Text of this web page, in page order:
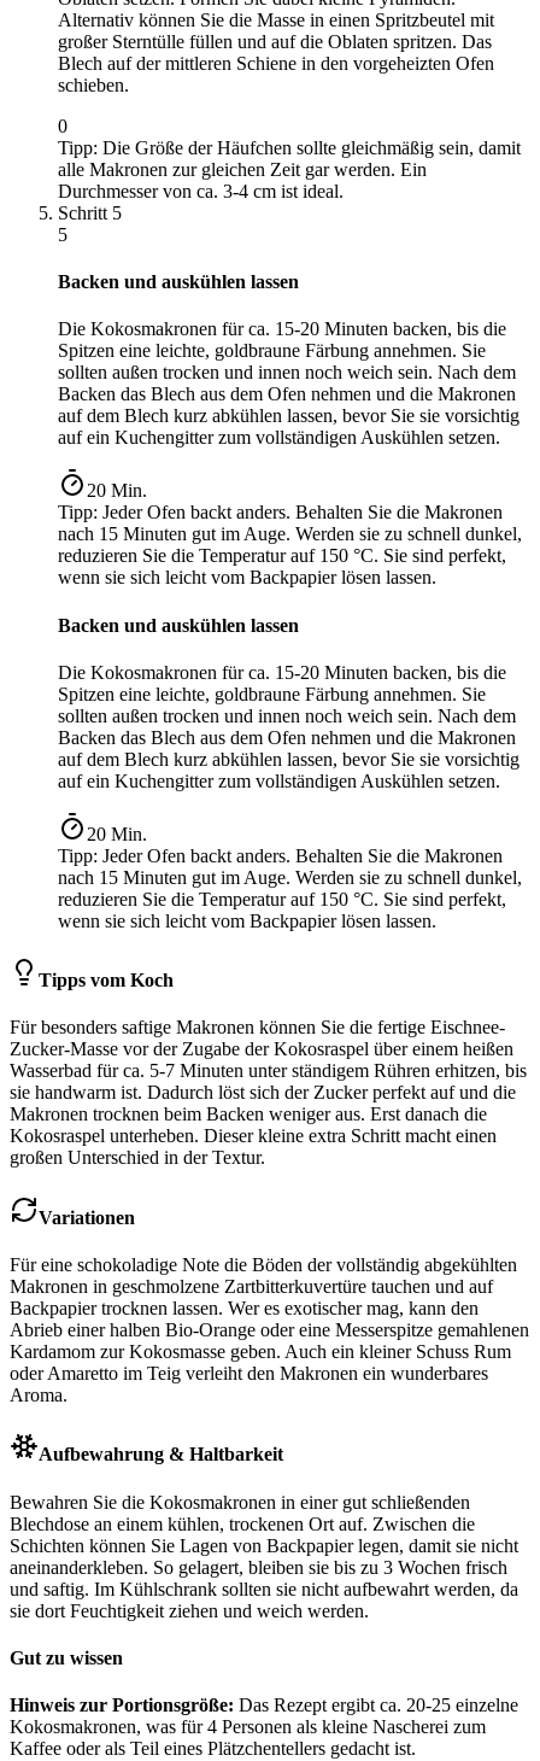
Alternativ können Sie die Masse in einen Spritzbeutel mit
großer Sterntülle füllen und auf die Oblaten spritzen. Das
Blech auf der mittleren Schiene in den vorgeheizten Ofen
schieben.
0
Tipp: Die Größe der Häufchen sollte gleichmäßig sein, damit
alle Makronen zur gleichen Zeit gar werden. Ein
Durchmesser von ca. 3-4 cm ist ideal.
Schritt 5
5
Backen und auskühlen lassen
Die Kokosmakronen für ca. 15-20 Minuten backen, bis die
Spitzen eine leichte, goldbraune Färbung annehmen. Sie
sollten außen trocken und innen noch weich sein. Nach dem
Backen das Blech aus dem Ofen nehmen und die Makronen
auf dem Blech kurz abkühlen lassen, bevor Sie sie vorsichtig
auf ein Kuchengitter zum vollständigen Auskühlen setzen.
20 Min.
Tipp: Jeder Ofen backt anders. Behalten Sie die Makronen
nach 15 Minuten gut im Auge. Werden sie zu schnell dunkel,
reduzieren Sie die Temperatur auf 150 °C. Sie sind perfekt,
wenn sie sich leicht vom Backpapier lösen lassen.
Backen und auskühlen lassen
Die Kokosmakronen für ca. 15-20 Minuten backen, bis die
Spitzen eine leichte, goldbraune Färbung annehmen. Sie
sollten außen trocken und innen noch weich sein. Nach dem
Backen das Blech aus dem Ofen nehmen und die Makronen
auf dem Blech kurz abkühlen lassen, bevor Sie sie vorsichtig
auf ein Kuchengitter zum vollständigen Auskühlen setzen.
20 Min.
Tipp: Jeder Ofen backt anders. Behalten Sie die Makronen
nach 15 Minuten gut im Auge. Werden sie zu schnell dunkel,
reduzieren Sie die Temperatur auf 150 °C. Sie sind perfekt,
wenn sie sich leicht vom Backpapier lösen lassen.
Tipps vom Koch
Für besonders saftige Makronen können Sie die fertige Eischnee-
Zucker-Masse vor der Zugabe der Kokosraspel über einem heißen
Wasserbad für ca. 5-7 Minuten unter ständigem Rühren erhitzen, bis
sie handwarm ist. Dadurch löst sich der Zucker perfekt auf und die
Makronen trocknen beim Backen weniger aus. Erst danach die
Kokosraspel unterheben. Dieser kleine extra Schritt macht einen
großen Unterschied in der Textur.
Variationen
Für eine schokoladige Note die Böden der vollständig abgekühlten
Makronen in geschmolzene Zartbitterkuvertüre tauchen und auf
Backpapier trocknen lassen. Wer es exotischer mag, kann den
Abrieb einer halben Bio-Orange oder eine Messerspitze gemahlenen
Kardamom zur Kokosmasse geben. Auch ein kleiner Schuss Rum
oder Amaretto im Teig verleiht den Makronen ein wunderbares
Aroma.
Aufbewahrung & Haltbarkeit
Bewahren Sie die Kokosmakronen in einer gut schließenden
Blechdose an einem kühlen, trockenen Ort auf. Zwischen die
Schichten können Sie Lagen von Backpapier legen, damit sie nicht
aneinanderkleben. So gelagert, bleiben sie bis zu 3 Wochen frisch
und saftig. Im Kühlschrank sollten sie nicht aufbewahrt werden, da
sie dort Feuchtigkeit ziehen und weich werden.
Gut zu wissen
Hinweis zur Portionsgröße: Das Rezept ergibt ca. 20-25 einzelne
Kokosmakronen, was für 4 Personen als kleine Nascherei zum
Kaffee oder als Teil eines Plätzchentellers gedacht ist.